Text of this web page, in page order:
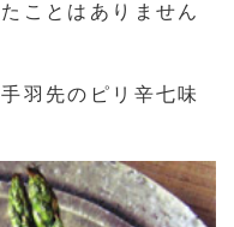
ことはありません
羽先のピリ辛七味